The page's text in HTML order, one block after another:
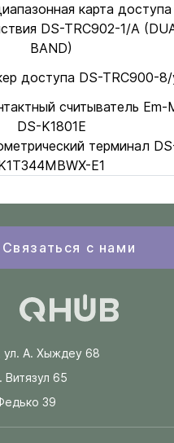
карта доступа
DS-TRC902-1/A
BAND)
доступа DS-TRC900-
считыватель Em-
DS-K1801E
терминал
E1
Связаться с нами
ул. А. Хыждеу 68
Витязул 65
39